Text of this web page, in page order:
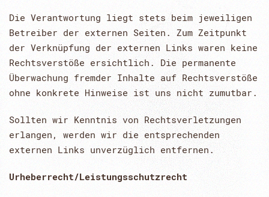
Die Verantwortung liegt stets beim jeweiligen
Betreiber der externen Seiten. Zum Zeitpunkt
der Verknüpfung der externen Links waren keine
Rechtsverstöße ersichtlich. Die permanente
Überwachung fremder Inhalte auf Rechtsverstöße
ohne konkrete Hinweise ist uns nicht zumutbar.
Sollten wir Kenntnis von Rechtsverletzungen
erlangen, werden wir die entsprechenden
externen Links unverzüglich entfernen.
Urheberrecht/Leistungsschutzrecht